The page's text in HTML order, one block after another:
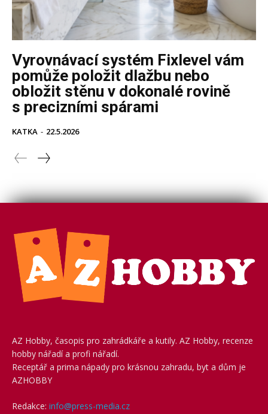
AZ Hobby, časopis pro zahrádkáře a kutily. AZ Hobby, recenze
hobby nářadí a profi nářadí.
Receptář a prima nápady pro krásnou zahradu, byt a dům je
AZHOBBY
Redakce: info@press-media.cz